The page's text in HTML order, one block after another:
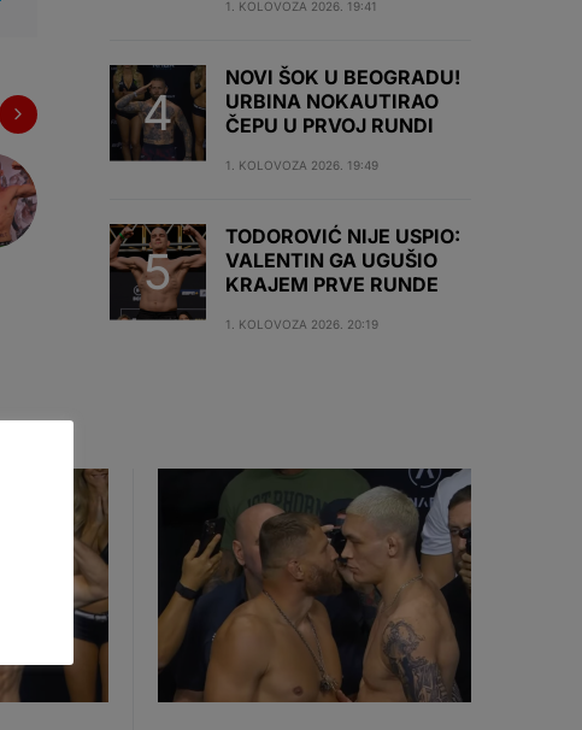
1. KOLOVOZA 2026. 19:41
NOVI ŠOK U BEOGRADU!
URBINA NOKAUTIRAO
ČEPU U PRVOJ RUNDI
1. KOLOVOZA 2026. 19:49
TODOROVIĆ NIJE USPIO:
VALENTIN GA UGUŠIO
KRAJEM PRVE RUNDE
1. KOLOVOZA 2026. 20:19